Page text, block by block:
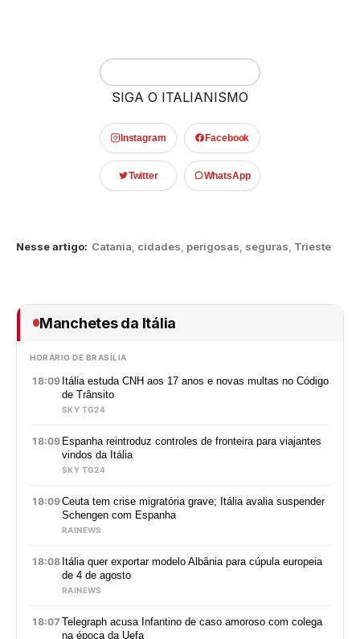
SIGA O ITALIANISMO
Instagram Facebook
Twitter WhatsApp
Nesse artigo: Catania cidades perigosas seguras Trieste
Manchetes da Itália
HORÁRIO DE BRASÍLIA
18:09 Itália estuda CNH aos 17 anos e novas multas no Código
de Trânsito
SKY TG24
18:09 Espanha reintroduz controles de fronteira para viajantes
vindos da Itália
SKY TG24
18:09Ceuta tem crise migratória grave; Itália avalia suspender
Schengen com Espanha
RAINEWS
18:08 Itália quer exportar modelo Albânia para cúpula europeia
de 4 de agosto
RAINEWS
18:07 Telegraph acusa Infantino de caso amoroso com colega
na época da Uefa